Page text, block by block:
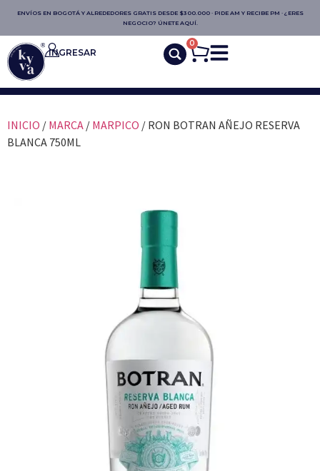
ENVÍOS EN BOGOTÁ Y ALREDEDORES GRATIS DESDE $300.000 · PIDE AM Y RECIBE PM · ¿ERES
NEGOCIO? ÚNETE AQUÍ.
INGRESAR
0
INICIO / MARCA / MARPICO / RON BOTRAN AÑEJO RESERVA
BLANCA 750ML